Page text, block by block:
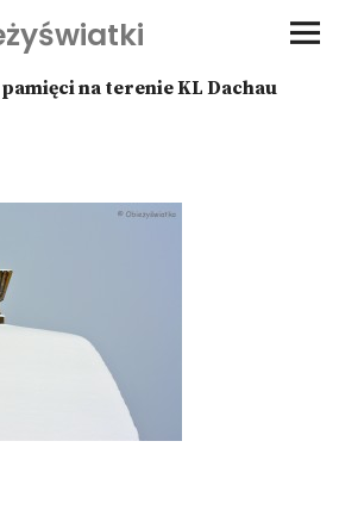
na terenie KL Dachau